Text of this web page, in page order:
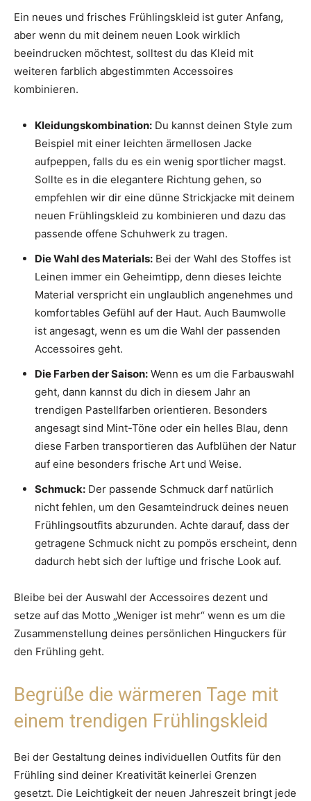
Ein neues und frisches Frühlingskleid ist guter Anfang,
aber wenn du mit deinem neuen Look wirklich
beeindrucken möchtest, solltest du das Kleid mit
weiteren farblich abgestimmten Accessoires
kombinieren.
Kleidungskombination: Du kannst deinen Style zum
Beispiel mit einer leichten ärmellosen Jacke
aufpeppen, falls du es ein wenig sportlicher magst.
Sollte es in die elegantere Richtung gehen, so
empfehlen wir dir eine dünne Strickjacke mit deinem
neuen Frühlingskleid zu kombinieren und dazu das
passende offene Schuhwerk zu tragen.
Die Wahl des Materials: Bei der Wahl des Stoffes ist
Leinen immer ein Geheimtipp, denn dieses leichte
Material verspricht ein unglaublich angenehmes und
komfortables Gefühl auf der Haut. Auch Baumwolle
ist angesagt, wenn es um die Wahl der passenden
Accessoires geht.
Die Farben der Saison: Wenn es um die Farbauswahl
geht, dann kannst du dich in diesem Jahr an
trendigen Pastellfarben orientieren. Besonders
angesagt sind Mint-Töne oder ein helles Blau, denn
diese Farben transportieren das Aufblühen der Natur
auf eine besonders frische Art und Weise.
Schmuck: Der passende Schmuck darf natürlich
nicht fehlen, um den Gesamteindruck deines neuen
Frühlingsoutfits abzurunden. Achte darauf, dass der
getragene Schmuck nicht zu pompös erscheint, denn
dadurch hebt sich der luftige und frische Look auf.
Bleibe bei der Auswahl der Accessoires dezent und
setze auf das Motto „Weniger ist mehr“ wenn es um die
Zusammenstellung deines persönlichen Hinguckers für
den Frühling geht.
Begrüße die wärmeren Tage mit
einem trendigen Frühlingskleid
Bei der Gestaltung deines individuellen Outfits für den
Frühling sind deiner Kreativität keinerlei Grenzen
gesetzt. Die Leichtigkeit der neuen Jahreszeit bringt jede